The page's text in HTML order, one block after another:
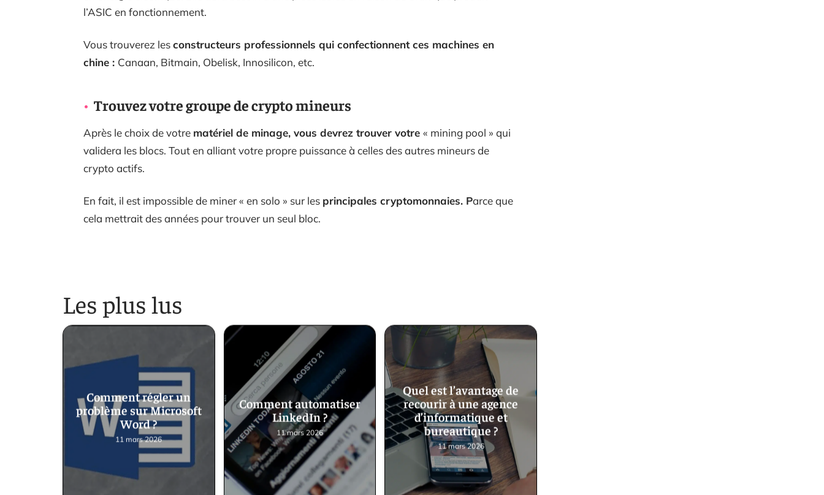
l’ASIC en fonctionnement.
Vous trouverez lesconstructeurs professionnels qui confectionnent ces machines en
chine : Canaan, Bitmain, Obelisk, Innosilicon, etc.
Trouvez votre groupe de crypto mineurs
Après le choix de votre matériel de minage, vous devrez trouver votre « mining pool » qui
validera les blocs. Tout en alliant votre propre puissance à celles des autres mineurs de
crypto actifs.
En fait, il est impossible de miner « en solo » sur les principales cryptomonnaies. Parce que
cela mettrait des années pour trouver un seul bloc.
Les plus lus
Comment régler un
problème sur Microsoft
Word ?
11 mars 2026
Comment automatiser
LinkedIn ?
11 mars 2026
Quel est l’avantage de
recourir à une agence
d’informatique et
bureautique ?
11 mars 2026